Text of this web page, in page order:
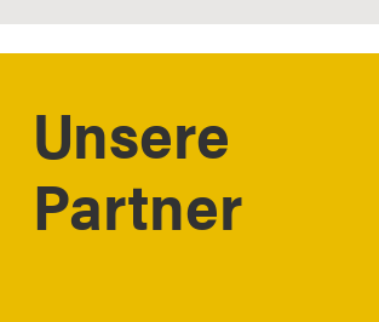
Slide
2
of
6
Unsere
Partner